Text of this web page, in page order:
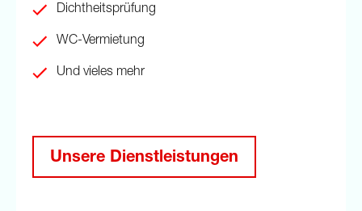
Dichtheitsprüfung
WC-Vermietung
Und vieles mehr
Unsere Dienstleistungen